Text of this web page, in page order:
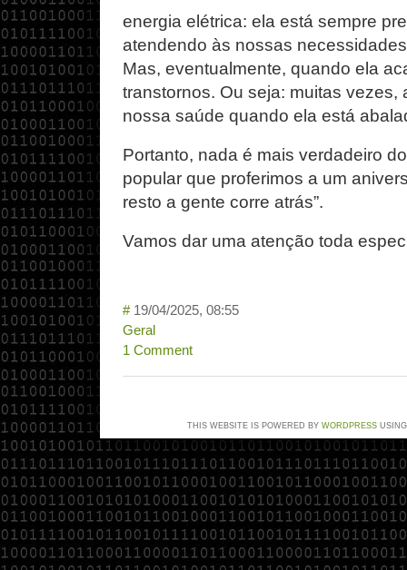
energia elétrica: ela está sempre
atendendo às nossas
Mas, eventualmente, quando ela
transtornos. Ou seja: muitas vezes,
nossa saúde quando ela está
Portanto, nada é mais verdadeiro
popular que proferimos a um
resto a gente corre atrás”.
Vamos dar uma atenção toda
# 19/04/2025, 08:55
Geral
1 Comment
THIS WEBSITE IS POWERED BY WORDPRESS